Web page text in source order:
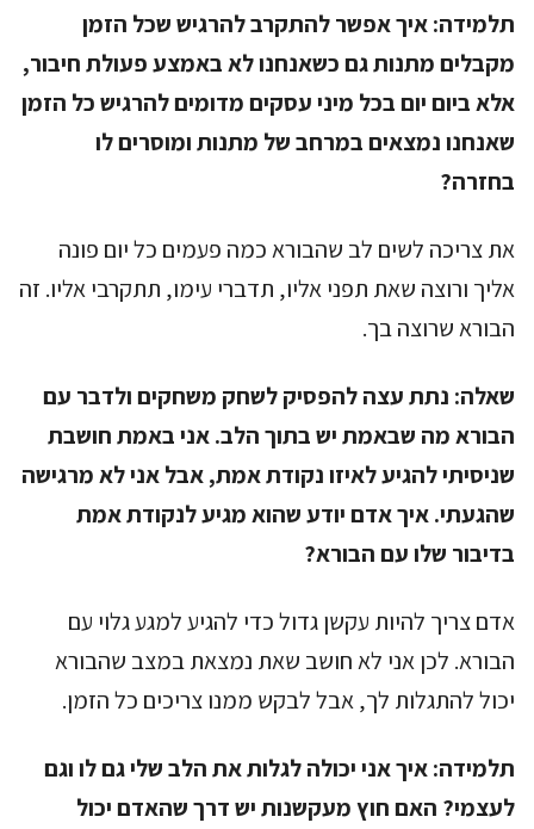
תלמידה:איך אפשר להתקרב להרגיש שכל הזמן
מקבלים מתנות גם כשאנחנו לא באמצע פעולת חיבור,
אלא ביום יום בכל מיני עסקים מדומים להרגיש כל הזמן
שאנחנו נמצאים במרחב של מתנות ומוסרים לו
בחזרה?
את צריכה לשים לב שהבורא כמה פעמים כל יום פונה
אליך ורוצה שאת תפני אליו, תדברי עימו, תתקרבי אליו. זה
הבורא שרוצה בך.
שאלה: נתת עצה להפסיק לשחק משחקים ולדבר עם
הבורא מה שבאמת יש בתוך הלב. אני באמת חושבת
שניסיתי להגיע לאיזו נקודת אמת, אבל אני לא מרגישה
שהגעתי. איך אדם יודע שהוא מגיע לנקודת אמת
בדיבור שלו עם הבורא?
אדם צריך להיות עקשן גדול כדי להגיע למגע גלוי עם
הבורא. לכן אני לא חושב שאת נמצאת במצב שהבורא
יכול להתגלות לך, אבל לבקש ממנו צריכים כל הזמן.
תלמידה:איך אני יכולה לגלות את הלב שלי גם לו וגם
לעצמי? האם חוץ מעקשנות יש דרך שהאדם יכול